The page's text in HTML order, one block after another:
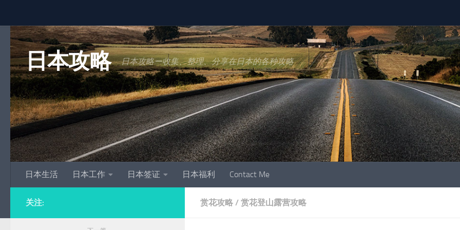
日本攻略 日本攻略ー收集、整理、分享在日本的各种攻略
日本生活 日本工作 日本签证 日本福利 Contact Me
赏花攻略 / 赏花登山露营攻略
关注: